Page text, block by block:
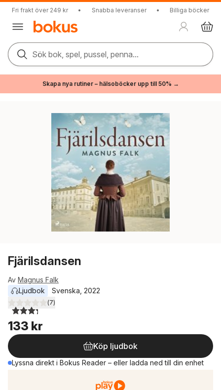
Fri frakt över 249 kr • Snabba leveranser • Billiga böcker
Sök bok, spel, pussel, penna...
Skapa nya rutiner – hälsoböcker upp till 50% →
Fjärilsdansen
Av Magnus Falk
Ljudbok
Svenska 2022
3,3utav 5 stjärnor. Totalt antal röster:
(7)
133 kr
Köp ljudbok
Lyssna direkt i Bokus Reader – eller ladda ned till din enhet